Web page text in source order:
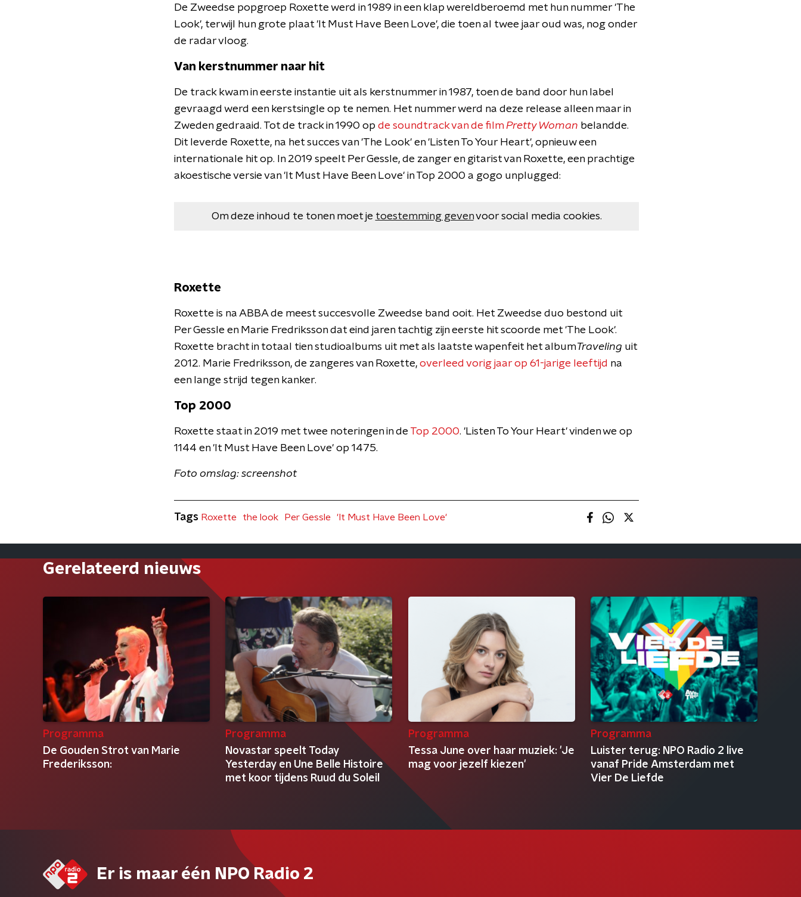
De Zweedse popgroep Roxette werd in 1989 in een klap wereldberoemd met hun nummer 'The
Look', terwijl hun grote plaat 'It Must Have Been Love', die toen al twee jaar oud was, nog onder
de radar vloog.
Van kerstnummer naar hit
De track kwam in eerste instantie uit als kerstnummer in 1987, toen de band door hun label
gevraagd werd een kerstsingle op te nemen. Het nummer werd na deze release alleen maar in
Zweden gedraaid. Tot de track in 1990 op de soundtrack van de film Pretty Woman belandde.
Dit leverde Roxette, na het succes van 'The Look' en 'Listen To Your Heart', opnieuw een
internationale hit op. In 2019 speelt Per Gessle, de zanger en gitarist van Roxette, een prachtige
akoestische versie van 'It Must Have Been Love' in Top 2000 a gogo unplugged:
Om deze inhoud te tonen moet je toestemming gevenvoor social media cookies.
Roxette
Roxette is na ABBA de meest succesvolle Zweedse band ooit. Het Zweedse duo bestond uit
Per Gessle en Marie Fredriksson dat eind jaren tachtig zijn eerste hit scoorde met 'The Look'.
Roxette bracht in totaal tien studioalbums uit met als laatste wapenfeit het albumTraveling uit
2012. Marie Fredriksson, de zangeres van Roxette, overleed vorig jaar op 61-jarige leeftijd na
een lange strijd tegen kanker.
Top 2000
Roxette staat in 2019 met twee noteringen in de Top 2000. 'Listen To Your Heart' vinden we op
1144 en 'It Must Have Been Love' op 1475.
Foto omslag: screenshot
Tags Roxette the look Per Gessle 'It Must Have Been Love'
Gerelateerd nieuws
Programma
De Gouden Strot van Marie
Frederiksson:
Programma
Novastar speelt Today
Yesterday en Une Belle Histoire
met koor tijdens Ruud du Soleil
Programma
Tessa June over haar muziek: 'Je
mag voor jezelf kiezen'
Programma
Luister terug: NPO Radio 2 live
vanaf Pride Amsterdam met
Vier De Liefde
Er is maar één NPO Radio 2